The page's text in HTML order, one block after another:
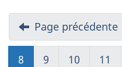
Page précédente
8 9 10 11